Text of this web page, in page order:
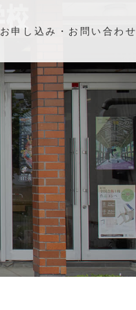
お申し込み・お問い合わせ